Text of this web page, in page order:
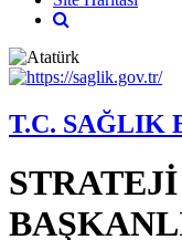
T.C. SAĞLIK